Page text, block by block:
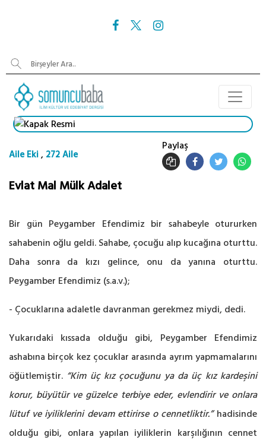
Aile Eki, 272 Aile
Paylaş
Evlat Mal Mülk Adalet
Bir gün Peygamber Efendimiz bir sahabeyle otururken
sahabenin oğlu geldi. Sahabe, çocuğu alıp kucağına oturttu.
Daha sonra da kızı gelince, onu da yanına oturttu.
Peygamber Efendimiz (s.a.v.);
- Çocuklarına adaletle davranman gerekmez miydi, dedi.
Yukarıdaki kıssada olduğu gibi, Peygamber Efendimiz
ashabına birçok kez çocuklar arasında ayrım yapmamalarını
öğütlemiştir. “Kim üç kız çocuğunu ya da üç kız kardeşini
korur, büyütür ve güzelce terbiye eder, evlendirir ve onlara
lütuf ve iyiliklerini devam ettirirse o cennetliktir.”hadisinde
olduğu gibi, onlara yapılan iyiliklerin karşılığının cennet